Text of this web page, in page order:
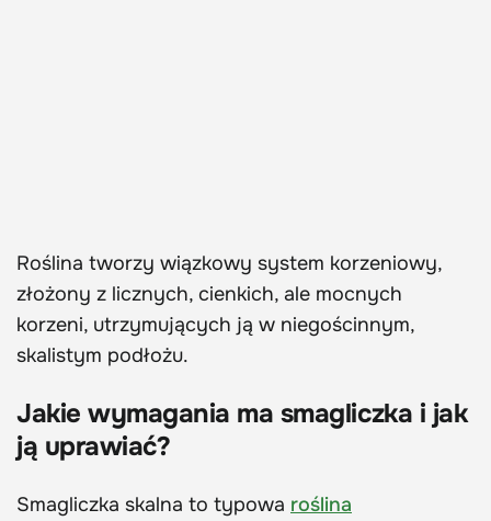
Roślina tworzy wiązkowy system korzeniowy,
złożony z licznych, cienkich, ale mocnych
korzeni, utrzymujących ją w niegościnnym,
skalistym podłożu.
Jakie wymagania ma smagliczka i jak
ją uprawiać?
Smagliczka skalna to typowa roślina